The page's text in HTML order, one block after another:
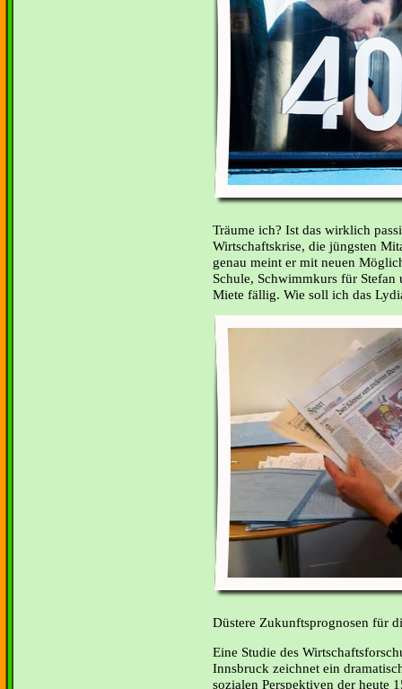
Träume ich? Ist das wirklich
Wirtschaftskrise, die jüngsten
genau meint er mit neuen
Schule, Schwimmkurs für
Miete fällig. Wie soll ich das
Düstere Zukunftsprognosen für
Eine Studie des
Innsbruck zeichnet ein
sozialen Perspektiven der heute